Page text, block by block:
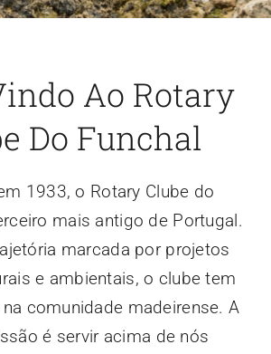
Ao Rotary
Do Funchal
1933, o Rotary Clube do
mais antigo de Portugal.
marcada por projetos
e ambientais, o clube tem
comunidade madeirense. A
é servir acima de nós